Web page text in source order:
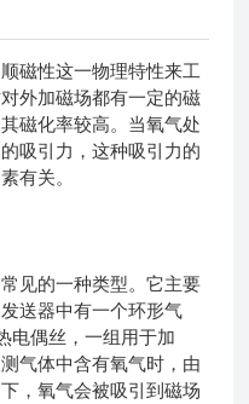
性这一物理特性来工
外加磁场都有一定的磁
磁化率较高。当氧气处
吸引力，这种吸引力的
有关。
见的一种类型。它主要
送器中有一个环形气
电偶丝，一组用于加
气体中含有氧气时，由
，氧气会被吸引到磁场